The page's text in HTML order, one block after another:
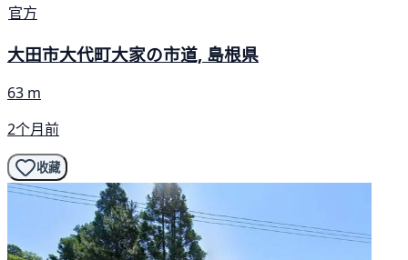
官方
大田市大代町大家の市道, 島根県
63 m
2个月前
收藏